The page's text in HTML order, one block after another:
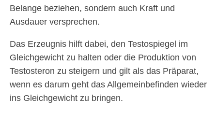
Belange beziehen, sondern auch Kraft und
Ausdauer versprechen.
Das Erzeugnis hilft dabei, den Testospiegel im
Gleichgewicht zu halten oder die Produktion von
Testosteron zu steigern und gilt als das Präparat,
wenn es darum geht das Allgemeinbefinden wieder
ins Gleichgewicht zu bringen.